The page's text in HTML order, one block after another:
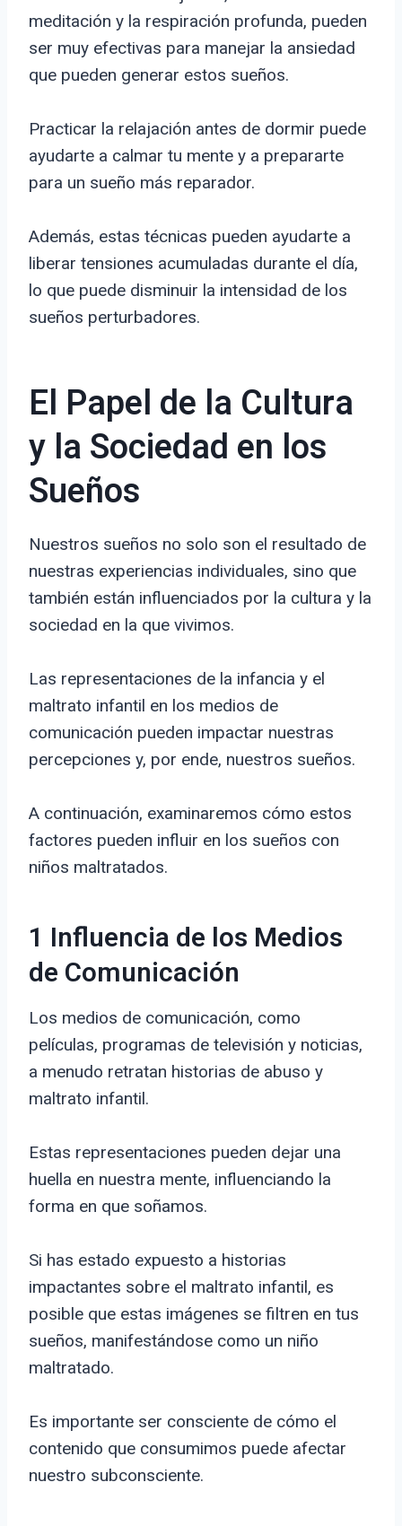
meditación y la respiración profunda, pueden
ser muy efectivas para manejar la ansiedad
que pueden generar estos sueños.
Practicar la relajación antes de dormir puede
ayudarte a calmar tu mente y a prepararte
para un sueño más reparador.
Además, estas técnicas pueden ayudarte a
liberar tensiones acumuladas durante el día,
lo que puede disminuir la intensidad de los
sueños perturbadores.
El Papel de la Cultura
y la Sociedad en los
Sueños
Nuestros sueños no solo son el resultado de
nuestras experiencias individuales, sino que
también están influenciados por la cultura y la
sociedad en la que vivimos.
Las representaciones de la infancia y el
maltrato infantil en los medios de
comunicación pueden impactar nuestras
percepciones y, por ende, nuestros sueños.
A continuación, examinaremos cómo estos
factores pueden influir en los sueños con
niños maltratados.
1 Influencia de los Medios
de Comunicación
Los medios de comunicación, como
películas, programas de televisión y noticias,
a menudo retratan historias de abuso y
maltrato infantil.
Estas representaciones pueden dejar una
huella en nuestra mente, influenciando la
forma en que soñamos.
Si has estado expuesto a historias
impactantes sobre el maltrato infantil, es
posible que estas imágenes se filtren en tus
sueños, manifestándose como un niño
maltratado.
Es importante ser consciente de cómo el
contenido que consumimos puede afectar
nuestro subconsciente.